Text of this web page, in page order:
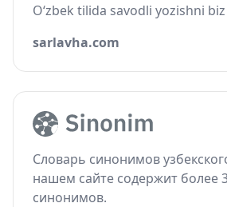
O‘zbek tilida savodli yozishni
sarlavha.com
Словарь синонимов
нашем сайте содержит более
синонимов.